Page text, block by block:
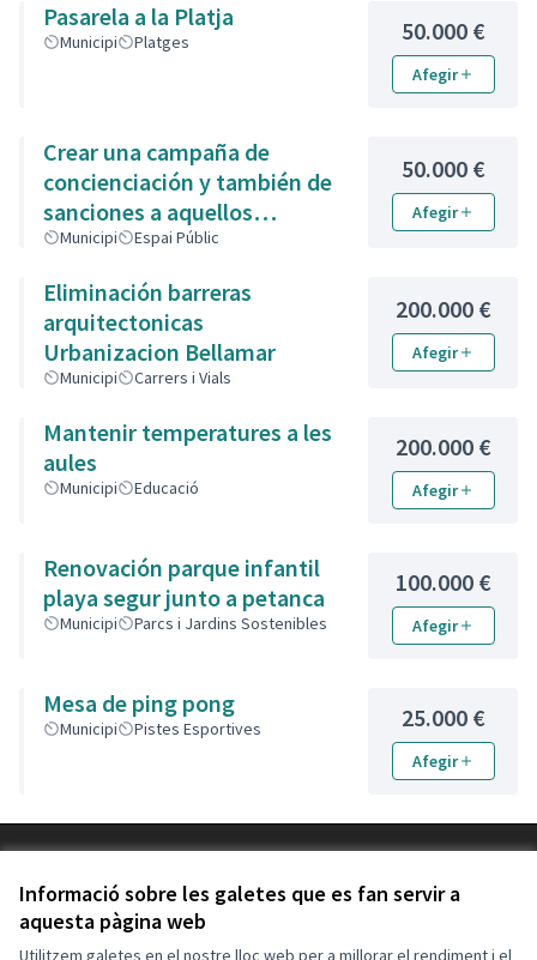
Informació sobre les galetes que es fan servir a
aquesta pàgina web
Utilitzem galetes en el nostre lloc web per a millorar el rendiment i el
Pasarela a la Platja
Municipi Platges 50.000 €
Afegir
Crear una campaña de
concienciación y también de
sanciones a aquellos
propietarios de animales que
aceras. Es responsabili
Municipi Espai Públic
50.000 €
Afegir
Eliminación barreras
arquitectonicas
Urbanizacion Bellamar
Municipi Carrers i Vials
200.000 €
Afegir
Mantenir temperatures a les
aules
Municipi Educació
200.000 €
Afegir
Renovación parque infantil
playa segur junto a petanca
Municipi Parcs i Jardins Sostenibles
100.000 €
Afegir
Mesa de ping pong
Municipi Pistes Esportives 25.000 €
Afegir
Configuració de les galetes
Decidim Calafell a X
(Enllaç extern)
Decidim Calafell a Facebook
(Enllaç extern)
Decidim Calafell a YouTube
(Enllaç extern)
Decidim Calafell a GitHub
(Enllaç extern)